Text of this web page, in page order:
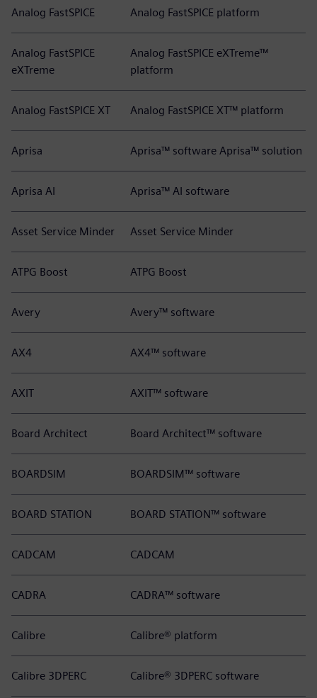
Analog FastSPICE Analog FastSPICE platform
Analog FastSPICE
eXTreme
Analog FastSPICE eXTreme™
platform
Analog FastSPICE XT Analog FastSPICE XT™ platform
Aprisa Aprisa™ software Aprisa™ solution
Aprisa AI Aprisa™ AI software
Asset Service Minder Asset Service Minder
ATPG Boost ATPG Boost
Avery Avery™ software
AX4 AX4™ software
AXIT AXIT™ software
Board Architect Board Architect™ software
BOARDSIM BOARDSIM™ software
BOARD STATION BOARD STATION™ software
CADCAM CADCAM
CADRA CADRA™ software
Calibre Calibre® platform
Calibre 3DPERC Calibre® 3DPERC software